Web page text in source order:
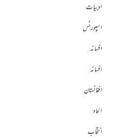
ادبیات
اسپورٹس
افسانہ
افسانہ
افغانستان
الحاد
انتخاب